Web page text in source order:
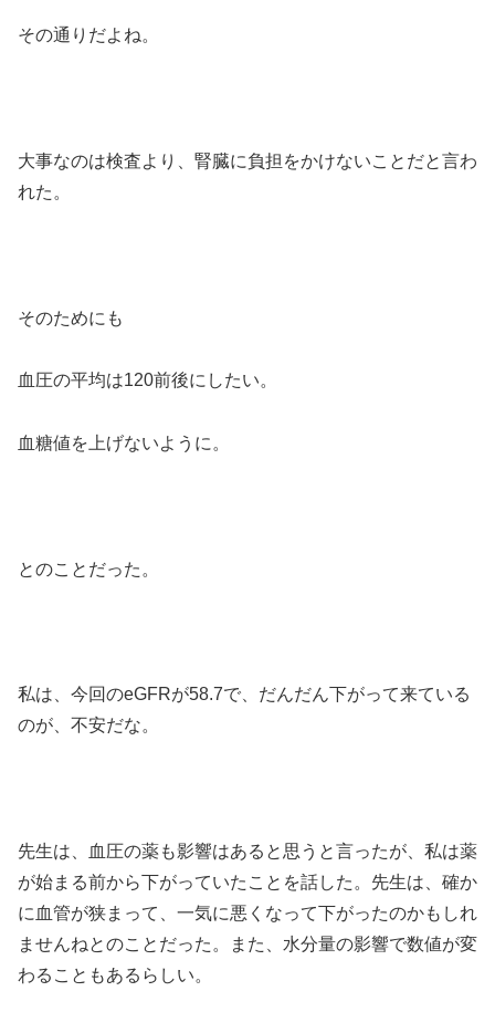
その通りだよね。
大事なのは検査より、腎臓に負担をかけないことだと言わ
れた。
そのためにも
血圧の平均は120前後にしたい。
血糖値を上げないように。
とのことだった。
私は、今回のeGFRが58.7で、だんだん下がって来ている
のが、不安だな。
先生は、血圧の薬も影響はあると思うと言ったが、私は薬
が始まる前から下がっていたことを話した。先生は、確か
に血管が狭まって、一気に悪くなって下がったのかもしれ
ませんねとのことだった。また、水分量の影響で数値が変
わることもあるらしい。